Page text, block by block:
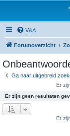
V&A
Forumoverzicht
Ga naar uitgebreid
Er
Er zijn geen resultaten
Er